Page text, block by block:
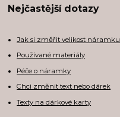
Nejčastější dotazy
Jak si změřit velikost náramku
Používané materiály
Péče o náramky
Chci změnit text nebo dárek
Texty na dárkové karty